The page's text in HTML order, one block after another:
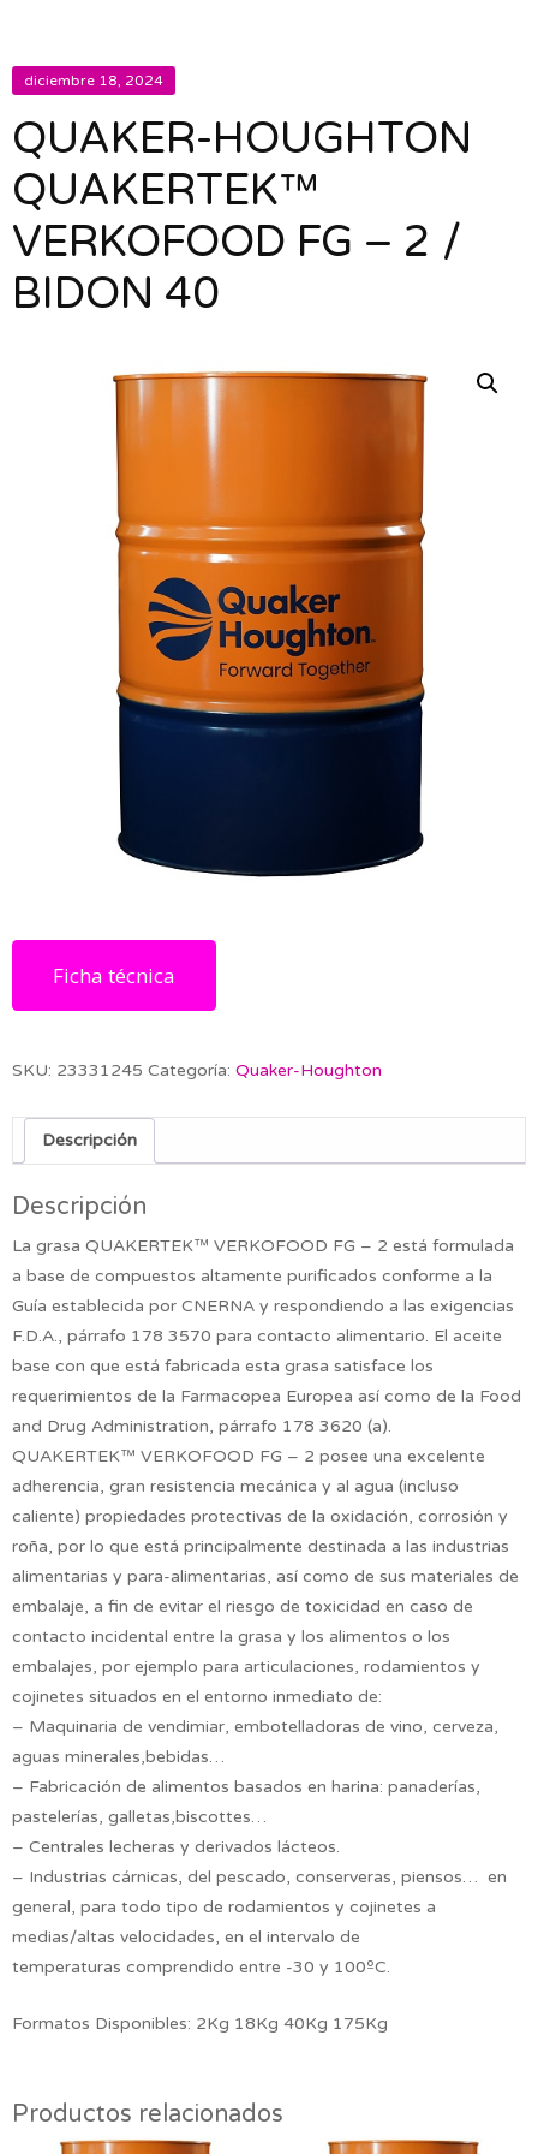
diciembre 18, 2024
QUAKER-HOUGHTON
QUAKERTEK™
VERKOFOOD FG – 2 /
BIDON 40
Ficha técnica
SKU: 23331245 Categoría: Quaker-Houghton
Descripción
Descripción
La grasa QUAKERTEK™ VERKOFOOD FG – 2 está formulada
a base de compuestos altamente purificados conforme a la
Guía establecida por CNERNA y respondiendo a las exigencias
F.D.A., párrafo 178 3570 para contacto alimentario. El aceite
base con que está fabricada esta grasa satisface los
requerimientos de la Farmacopea Europea así como de la Food
and Drug Administration, párrafo 178 3620 (a).
QUAKERTEK™ VERKOFOOD FG – 2 posee una excelente
adherencia, gran resistencia mecánica y al agua (incluso
caliente) propiedades protectivas de la oxidación, corrosión y
roña, por lo que está principalmente destinada a las industrias
alimentarias y para-alimentarias, así como de sus materiales de
embalaje, a fin de evitar el riesgo de toxicidad en caso de
contacto incidental entre la grasa y los alimentos o los
embalajes, por ejemplo para articulaciones, rodamientos y
cojinetes situados en el entorno inmediato de:
– Maquinaria de vendimiar, embotelladoras de vino, cerveza,
aguas minerales,bebidas…
– Fabricación de alimentos basados en harina: panaderías,
pastelerías, galletas,biscottes…
– Centrales lecheras y derivados lácteos.
– Industrias cárnicas, del pescado, conserveras, piensos… en
general, para todo tipo de rodamientos y cojinetes a
medias/altas velocidades, en el intervalo de
temperaturas comprendido entre -30 y 100ºC.
Formatos Disponibles: 2Kg 18Kg 40Kg 175Kg
Productos relacionados